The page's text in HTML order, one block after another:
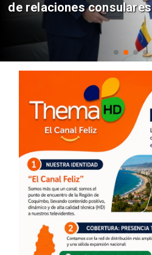
de relaciones consulares